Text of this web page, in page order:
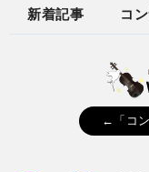
新着記事 コ
←「コ